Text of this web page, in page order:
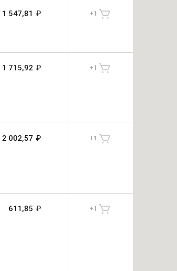
1 547,81 ₽ +1
1 715,92 ₽ +1
2 002,57 ₽ +1
611,85 ₽ +1